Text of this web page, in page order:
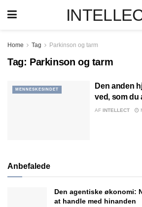
Home Tag Parkinson og tarm
Tag: Parkinson og tarm
MENNESKESINDET
Den anden
ved, som du
AF INTELLECT
Anbefalede
Den agentiske økonomi:
at handle med hinanden